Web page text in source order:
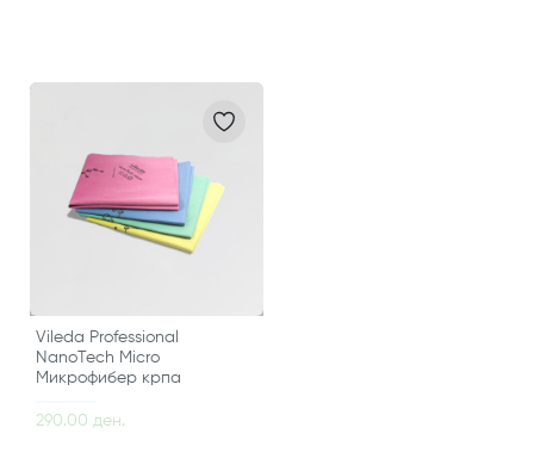
Vileda Professional
NanoTech Micro
Микрофибер крпа
290.00 ден.